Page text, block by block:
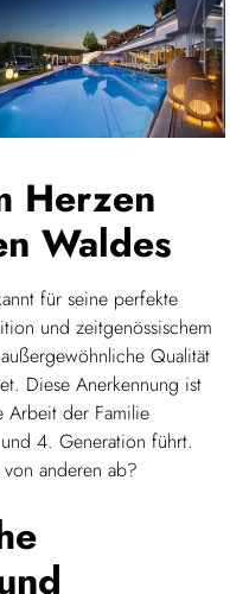
Herzen
Waldes
für seine perfekte
und zeitgenössischem
Qualität
Diese Anerkennung ist
Arbeit der Familie
4. Generation führt.
anderen ab?